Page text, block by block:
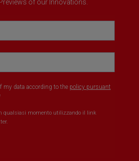
of our Innovations.
my data according to the policy pursuant
qualsiasi momento utilizzando il link